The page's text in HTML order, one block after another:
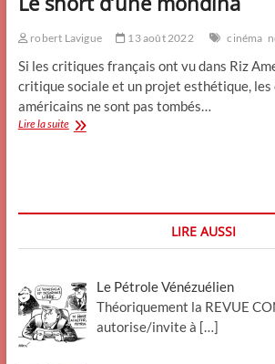
robert Lavigue 13 août 2022 cinéma
Si les critiques français ont vu dans Riz
critique sociale et un projet esthétique, les
américains ne sont pas tombés…
Lire la suiteLe
LIRE AUSSI
Le Pétrole Vénézuélien
Théoriquement la REVUE
autorise/invite à […]